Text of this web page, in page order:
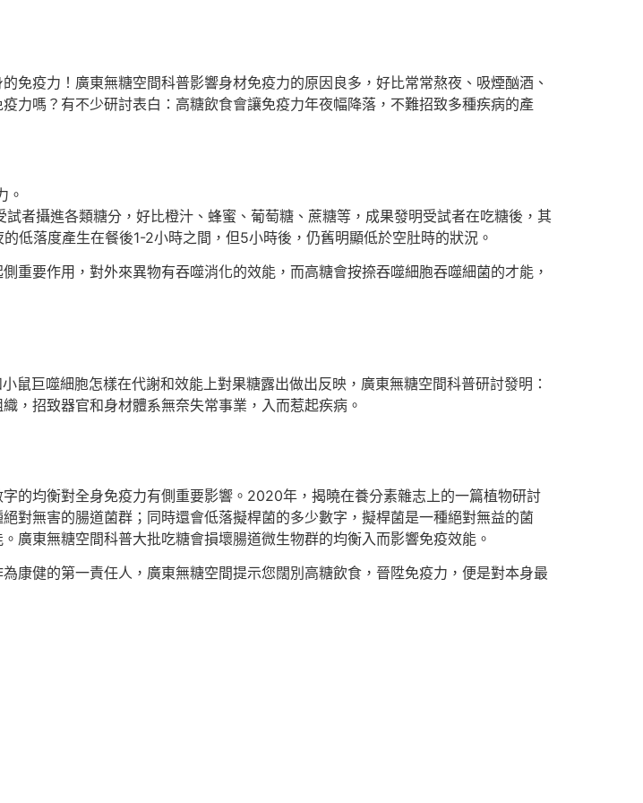
免疫力！廣東無糖空間科普影響身材免疫力的原因良多，好比常常熬夜、吸煙酗酒、
力嗎？有不少研討表白：高糖飲食會讓免疫力年夜幅降落，不難招致多種疾病的產
。
攝進各類糖分，好比橙汁、蜂蜜、葡萄糖、蔗糖等，成果發明受試者在吃糖後，其
低落度產生在餐後1-2小時之間，但5小時後，仍舊明顯低於空肚時的狀況。
要作用，對外來異物有吞噬消化的效能，而高糖會按捺吞噬細胞吞噬細菌的才能，
巨噬細胞怎樣在代謝和效能上對果糖露出做出反映，廣東無糖空間科普研討發明：
，招致器官和身材體系無奈失常事業，入而惹起疾病。
均衡對全身免疫力有側重要影響。2020年，揭曉在養分素雜志上的一篇植物研討
對無害的腸道菌群；同時還會低落擬桿菌的多少數字，擬桿菌是一種絕對無益的菌
廣東無糖空間科普大批吃糖會損壞腸道微生物群的均衡入而影響免疫效能。
健的第一責任人，廣東無糖空間提示您闊別高糖飲食，晉陞免疫力，便是對本身最